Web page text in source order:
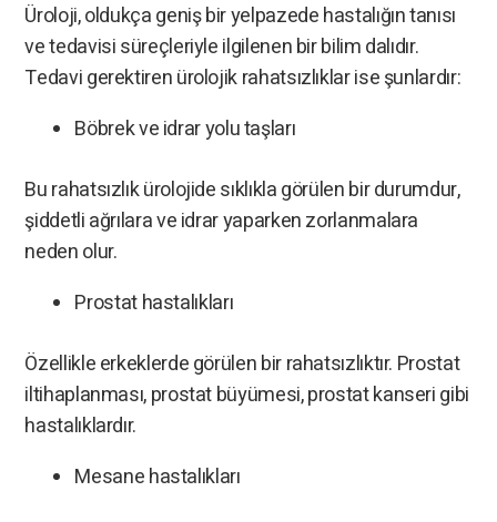
Üroloji, oldukça geniş bir yelpazede hastalığın tanısı
ve tedavisi süreçleriyle ilgilenen bir bilim dalıdır.
Tedavi gerektiren ürolojik rahatsızlıklar ise şunlardır:
Böbrek ve idrar yolu taşları
Bu rahatsızlık ürolojide sıklıkla görülen bir durumdur,
şiddetli ağrılara ve idrar yaparken zorlanmalara
neden olur.
Prostat hastalıkları
Özellikle erkeklerde görülen bir rahatsızlıktır. Prostat
iltihaplanması, prostat büyümesi, prostat kanseri gibi
hastalıklardır.
Mesane hastalıkları